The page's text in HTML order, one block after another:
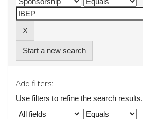
Start a new search
Add filters:
Use filters to refine the search results.